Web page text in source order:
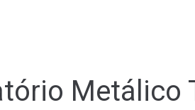
Metálico